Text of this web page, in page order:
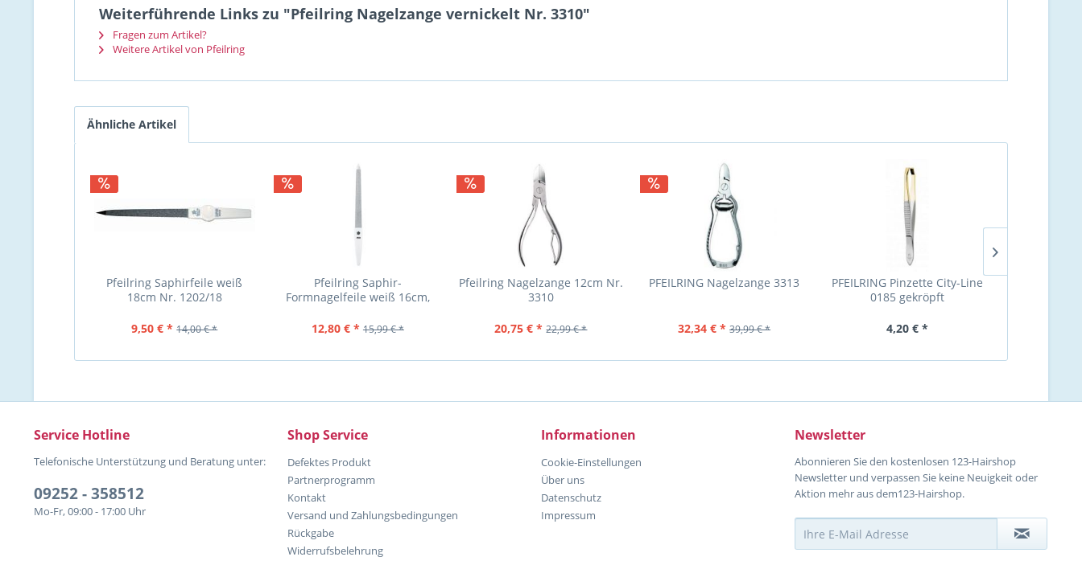
Weiterführende Links zu "Pfeilring Nagelzange vernickelt Nr. 3310"
Fragen zum Artikel?
Weitere Artikel von Pfeilring
Ähnliche Artikel
Pfeilring Saphirfeile weiß
18cm Nr. 1202/18
9,50 € * 14,00 € *
Pfeilring Saphir-
Formnagelfeile weiß 16cm,
12,80 € * 15,99 € *
Pfeilring Nagelzange 12cm Nr.
3310
20,75 € * 22,99 € *
PFEILRING Nagelzange 3313
32,34 € * 39,99 € *
PFEILRING Pinzette City-Line
0185 gekröpft
4,20 € *
Service Hotline
Telefonische Unterstützung und Beratung unter:
09252 - 358512
Mo-Fr, 09:00 - 17:00 Uhr
Shop Service
Defektes Produkt
Partnerprogramm
Kontakt
Versand und Zahlungsbedingungen
Rückgabe
Widerrufsbelehrung
Informationen
Cookie-Einstellungen
Über uns
Datenschutz
Impressum
Newsletter
Abonnieren Sie den kostenlosen 123-Hairshop
Newsletter und verpassen Sie keine Neuigkeit oder
Aktion mehr aus dem123-Hairshop.